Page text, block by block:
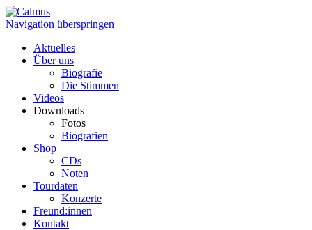
Navigation überspringen
Aktuelles
Über uns
Biografie
Die Stimmen
Videos
Downloads
Fotos
Biografien
Shop
CDs
Noten
Tourdaten
Konzerte
Freund:innen
Kontakt